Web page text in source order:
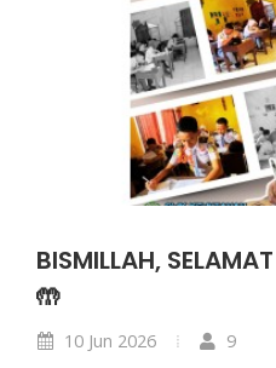
BISMILLAH,
🤲
10 Jun 2026 9